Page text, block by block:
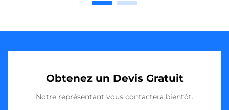
Obtenez un Devis Gratuit
Notre représentant vous contactera bientôt.